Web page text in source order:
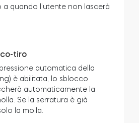
a quando l’utente non lascerà
tiro
automatica della
è abilitata, lo sblocco
automaticamente la
Se la serratura è già
la molla.